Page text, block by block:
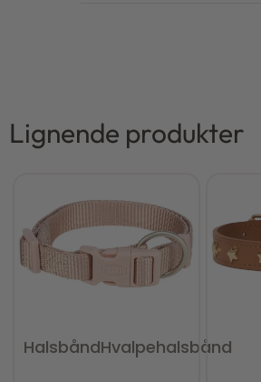
Lignende produkter
HalsbåndHvalpehalsbånd